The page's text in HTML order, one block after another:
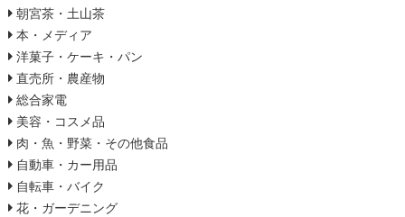
朝宮茶・土山茶
本・メディア
洋菓子・ケーキ・パン
直売所・農産物
総合家電
美容・コスメ品
肉・魚・野菜・その他食品
自動車・カー用品
自転車・バイク
花・ガーデニング